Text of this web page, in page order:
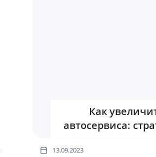
Как
автосервиса:
13.09.2023